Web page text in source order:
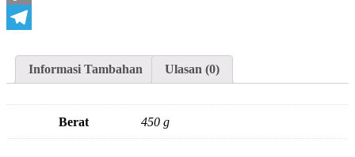
Copy
Informasi Tambahan
Ulasan (0)
Berat 450 g